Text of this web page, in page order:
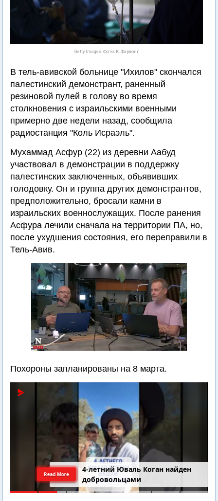
Getty Images. Фото: К. Фарлонг
В тель-авивской больнице "Ихилов" скончался
палестинский демонстрант, раненный
резиновой пулей в голову во время
столкновения с израильскими военными
примерно две недели назад, сообщила
радиостанция "Коль Исраэль".
Мухаммад Асфур (22) из деревни Аабуд
участвовал в демонстрации в поддержку
палестинских заключенных, объявивших
голодовку. Он и группа других демонстрантов,
предположительно, бросали камни в
израильских военнослужащих. После ранения
Асфура лечили сначала на территории ПА, но,
после ухудшения состояния, его переправили в
Тель-Авив.
Похороны запланированы на 8 марта.
4-летний Юваль Коган найден
добровольцами
Read More